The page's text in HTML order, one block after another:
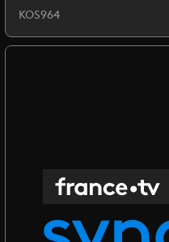
KOS964